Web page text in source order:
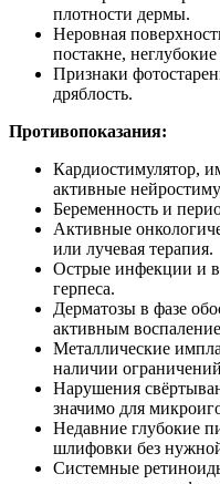
плотности дермы.
Неровная
постакне,
Признаки
дряблость.
Противопоказания:
Кардиостимулятор,
активные
Беременность и
Активные
или лучевая терапия.
Острые инфекции и
герпеса.
Дерматозы в фазе
активным
Металлические
наличии
Нарушения
значимо для
Недавние глубокие
шлифовки без
Системные